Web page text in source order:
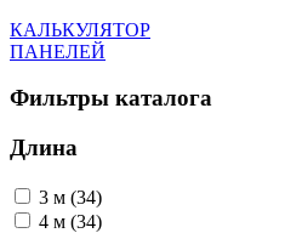
КАЛЬКУЛЯТОР
ПАНЕЛЕЙ
Фильтры каталога
Длина
3 м (34)
4 м (34)